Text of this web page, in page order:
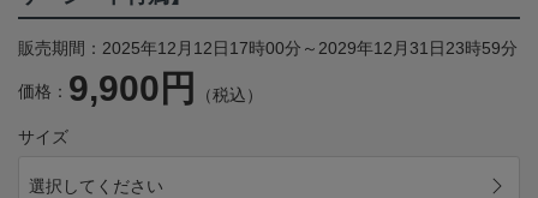
販売期間：2025年12月12日17時00分～2029年12月31日23時59分
価格： 9,900円 （税込）
サイズ
選択してください